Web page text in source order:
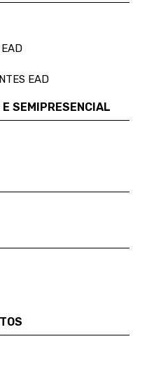
EAD
SEMIPRESENCIAL